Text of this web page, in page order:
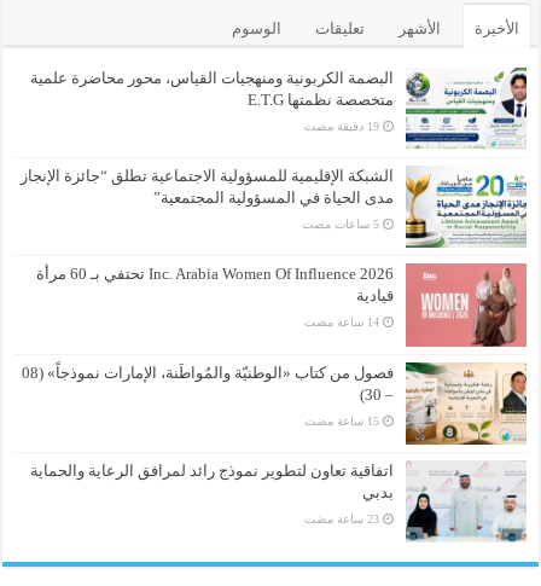
الأخيرة الأشهر تعليقات الوسوم
البصمة الكربونية ومنهجيات القياس، محور محاضرة علمية
متخصصة نظمتها E.T.G
الشبكة الإقليمية للمسؤولية الاجتماعية تطلق “جائزة الإنجاز
مدى الحياة في المسؤولية المجتمعية”
Inc. Arabia Women Of Influence 2026 تحتفي بـ 60 مرأة
قيادية
فصول من كتاب «الوطنيّة والمُواطَنة، الإمارات نموذجاً» (08
– 30)
اتفاقية تعاون لتطوير نموذج رائد لمرافق الرعاية والحماية
بدبي